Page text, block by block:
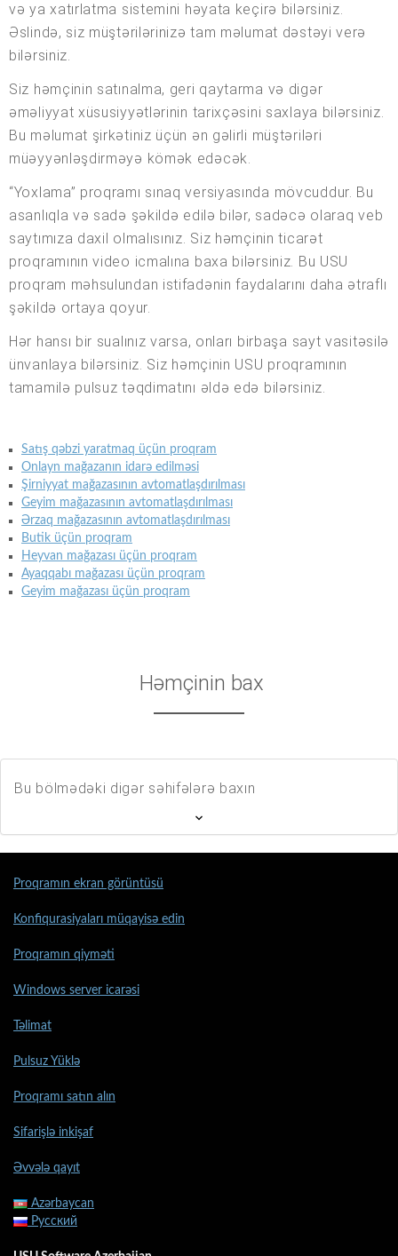
və ya xatırlatma sistemini həyata keçirə bilərsiniz.
Əslində, siz müştərilərinizə tam məlumat dəstəyi verə
bilərsiniz.
Siz həmçinin satınalma, geri qaytarma və digər
əməliyyat xüsusiyyətlərinin tarixçəsini saxlaya bilərsiniz.
Bu məlumat şirkətiniz üçün ən gəlirli müştəriləri
müəyyənləşdirməyə kömək edəcək.
“Yoxlama” proqramı sınaq versiyasında mövcuddur. Bu
asanlıqla və sadə şəkildə edilə bilər, sadəcə olaraq veb
saytımıza daxil olmalısınız. Siz həmçinin ticarət
proqramının video icmalına baxa bilərsiniz. Bu USU
proqram məhsulundan istifadənin faydalarını daha ətraflı
şəkildə ortaya qoyur.
Hər hansı bir sualınız varsa, onları birbaşa sayt vasitəsilə
ünvanlaya bilərsiniz. Siz həmçinin USU proqramının
tamamilə pulsuz təqdimatını əldə edə bilərsiniz.
Satış qəbzi yaratmaq üçün proqram
Onlayn mağazanın idarə edilməsi
Şirniyyat mağazasının avtomatlaşdırılması
Geyim mağazasının avtomatlaşdırılması
Ərzaq mağazasının avtomatlaşdırılması
Butik üçün proqram
Heyvan mağazası üçün proqram
Ayaqqabı mağazası üçün proqram
Geyim mağazası üçün proqram
Həmçinin bax
Bu bölmədəki digər səhifələrə baxın
Proqramın ekran görüntüsü
Konfiqurasiyaları müqayisə edin
Proqramın qiyməti
Windows server icarəsi
Təlimat
Pulsuz Yüklə
Proqramı satın alın
Sifarişlə inkişaf
Əvvələ qayıt
Azərbaycan
Русский